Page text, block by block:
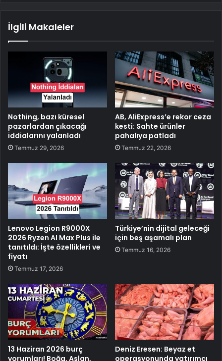
İlgili Makaleler
Nothing, bazı küresel
pazarlardan çıkacağı
iddialarını yalanladı
Temmuz 29, 2026
AB, AliExpress’e rekor ceza
kesti: Sahte ürünler
pahalıya patladı
Temmuz 22, 2026
Lenovo Legion R9000X
2026 Ryzen AI Max Plus ile
tanıtıldı: İşte özellikleri ve
fiyatı
Temmuz 17, 2026
Türkiye’nin dijital geleceği
için beş aşamalı plan
Temmuz 16, 2026
13 Haziran 2026 burç
yorumları! Boğa, Aslan,
Deniz Eresen: Beyaz et
operasyonunda yatırımcı